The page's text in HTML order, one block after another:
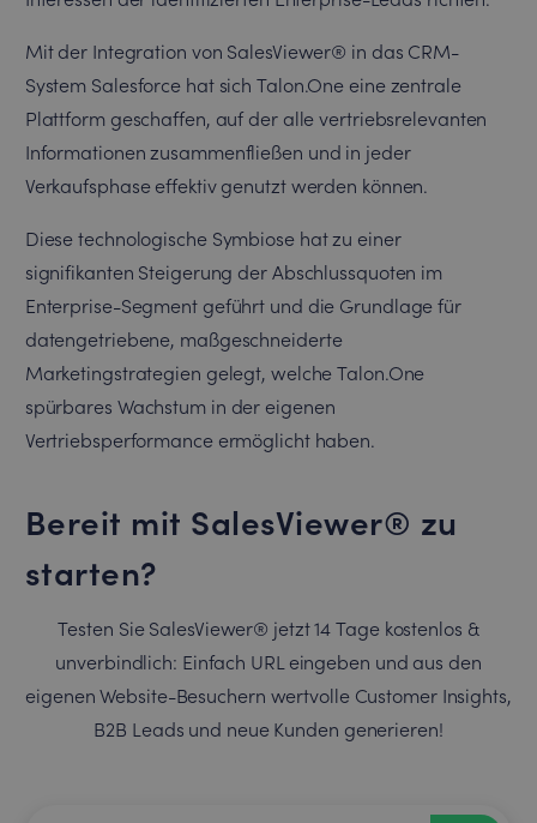
Mit der Integration von SalesViewer® in das CRM-
System Salesforce hat sich Talon.One eine zentrale
Plattform geschaffen, auf der alle vertriebsrelevanten
Informationen zusammenfließen und in jeder
Verkaufsphase effektiv genutzt werden können.
Diese technologische Symbiose hat zu einer
signifikanten Steigerung der Abschlussquoten im
Enterprise-Segment geführt und die Grundlage für
datengetriebene, maßgeschneiderte
Marketingstrategien gelegt, welche Talon.One
spürbares Wachstum in der eigenen
Vertriebsperformance ermöglicht haben.
Bereit mit SalesViewer® zu
starten?
Testen Sie SalesViewer® jetzt 14 Tage kostenlos &
unverbindlich: Einfach URL eingeben und aus den
eigenen Website-Besuchern wertvolle Customer Insights,
B2B Leads und neue Kunden generieren!